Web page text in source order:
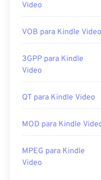
Video
VOB para Kindle Video
3GPP para Kindle
Video
QT para Kindle Video
MOD para Kindle
MPEG para Kindle
Video